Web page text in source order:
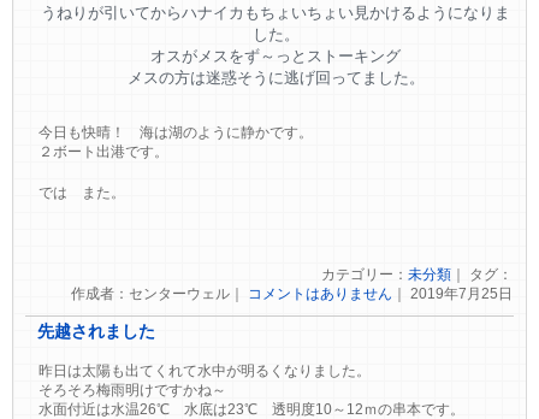
うねりが引いてからハナイカもちょいちょい見かけるようになりま
した。
オスがメスをず～っとストーキング
メスの方は迷惑そうに逃げ回ってました。
今日も快晴！ 海は湖のように静かです。
２ボート出港です。
では また。
カテゴリー： 未分類｜ タグ：
作成者：センターウェル｜ コメントはありません ｜ 2019年7月25日
先越されました
昨日は太陽も出てくれて水中が明るくなりました。
そろそろ梅雨明けですかね～
水面付近は水温26℃ 水底は23℃ 透明度10～12ｍの串本です。